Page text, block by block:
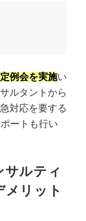
例会を実施い
ルタントから
対応を要する
ートも行い
サルティ
メリット